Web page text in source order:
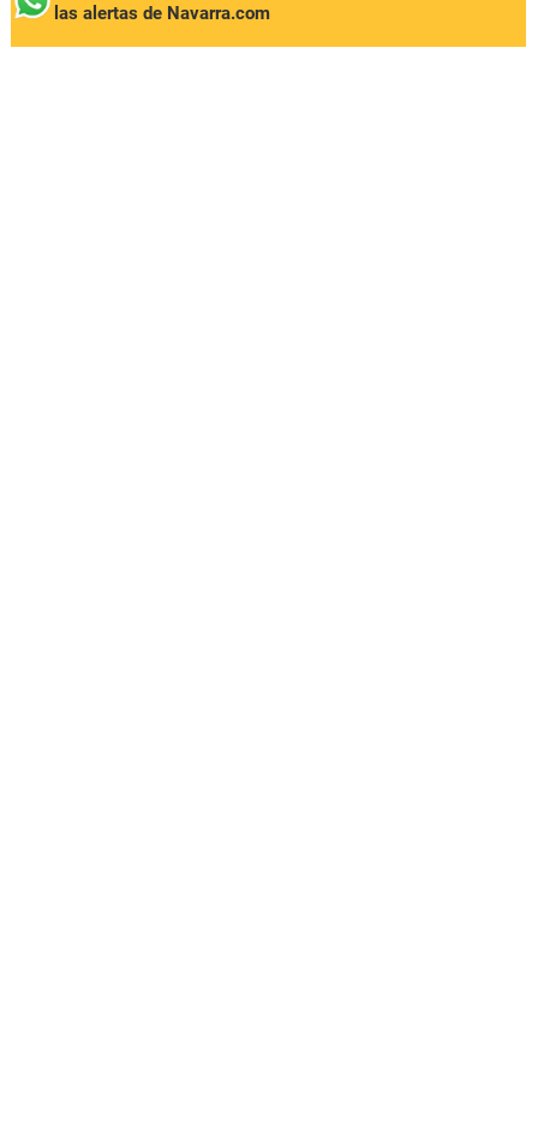
las alertas de Navarra.com